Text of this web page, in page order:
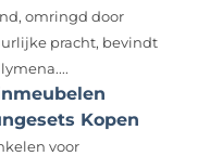
omringd door
pracht, bevindt
Kopen
voor